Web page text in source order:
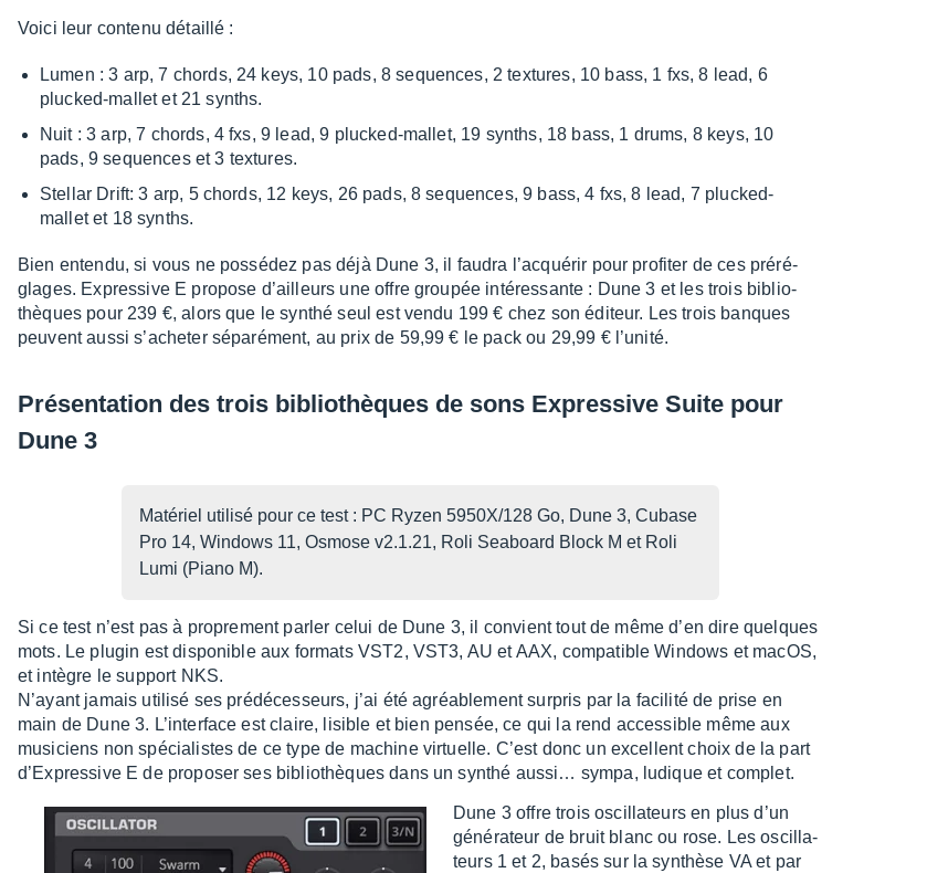
Voici leur contenu détaillé :
Lumen : 3 arp, 7 chords, 24 keys, 10 pads, 8 sequences, 2 textures, 10 bass, 1 fxs, 8 lead, 6
plucked-mallet et 21 synths.
Nuit : 3 arp, 7 chords, 4 fxs, 9 lead, 9 plucked-mallet, 19 synths, 18 bass, 1 drums, 8 keys, 10
pads, 9 sequences et 3 textures.
Stel­lar Drift: 3 arp, 5 chords, 12 keys, 26 pads, 8 sequences, 9 bass, 4 fxs, 8 lead, 7 plucked-
mallet et 18 synths.
Bien entendu, si vous ne possé­dez pas déjà Dune 3, il faudra l’ac­qué­rir pour profi­ter de ces préré­
glages. Expres­sive E propose d’ailleurs une offre grou­pée inté­res­sante : Dune 3 et les trois biblio­
thèques pour 239 €, alors que le synthé seul est vendu 199 € chez son éditeur. Les trois banques
peuvent aussi s’ache­ter sépa­ré­ment, au prix de 59,99 € le pack ou 29,99 € l’unité.
Présen­ta­tion des trois biblio­thèques de sons Expres­sive Suite pour
Dune 3
Maté­riel utilisé pour ce test : PC Ryzen 5950X/128 Go, Dune 3, Cubase
Pro 14, Windows 11, Osmose v2.1.21, Roli Seaboard Block M et Roli
Lumi (Piano M).
Si ce test n’est pas à propre­ment parler celui de Dune 3, il convient tout de même d’en dire quelques
mots. Le plugin est dispo­nible aux formats VST2, VST3, AU et AAX, compa­tible Windows et macOS,
et intègre le support NKS.
N’ayant jamais utilisé ses prédé­ces­seurs, j’ai été agréa­ble­ment surpris par la faci­lité de prise en
main de Dune 3. L’in­ter­face est claire, lisible et bien pensée, ce qui la rend acces­sible même aux
musi­ciens non spécia­listes de ce type de machine virtuelle. C’est donc un excellent choix de la part
d’Ex­pres­sive E de propo­ser ses biblio­thèques dans un synthé aussi… sympa, ludique et complet.
Dune 3 offre trois oscil­la­teurs en plus d’un
géné­ra­teur de bruit blanc ou rose. Les oscil­la­
teurs 1 et 2, basés sur la synthèse VA et par